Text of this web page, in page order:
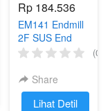
Rp 184.536
EM141 Endmill
2F SUS End
Mill HSS Flat
(0)
Share
`Lihat Detil